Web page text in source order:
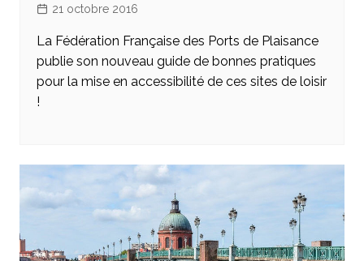
21 octobre 2016
La Fédération Française des Ports de Plaisance
publie son nouveau guide de bonnes pratiques
pour la mise en accessibilité de ces sites de loisir
!